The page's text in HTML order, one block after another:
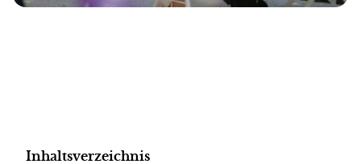
Inhaltsverzeichnis